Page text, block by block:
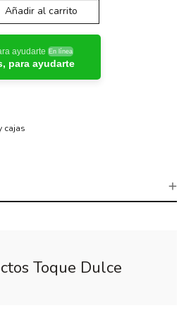
Añadir al carrito
ayudarte En línea
para ayudarte
cajas
Toque Dulce